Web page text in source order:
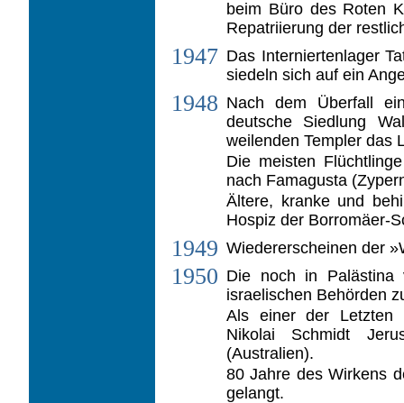
beim Büro des Roten
Repatriierung der
1947 Das Interniertenlager
siedeln sich auf ein
1948 Nach dem Überfall
deutsche Siedlung
weilenden Templer das
Die meisten
nach Famagusta
Ältere, kranke und
Hospiz der Borro­mäer-
1949 Wiedererscheinen der
1950 Die noch in Palästina
israelischen Behör­den
Als einer der Letzten
Nikolai Schmidt
(Australien).
80 Jahre des Wirkens
gelangt.